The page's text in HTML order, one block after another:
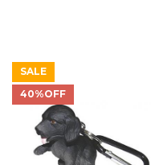
SALE
40%OFF